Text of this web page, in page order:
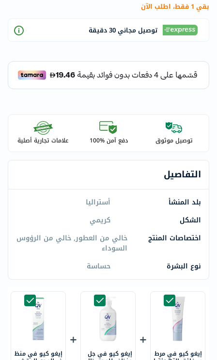
بقي 1 فقط، اطلب الآن
توصيل مجاني 30 دقيقة
توصيل موثوق دفع آمن %100 علامات تجارية أصلية
التفاصيل
بلد المنشأ
أستراليا
الشكل
كريمي
اختصاصات المنتج
خالي من العطور, خالي من الرؤوس
السوداء
نوع البشرة
حساسة
إيغو كيو في مرط إيغو كيو في جل إيغو كيو في منظ